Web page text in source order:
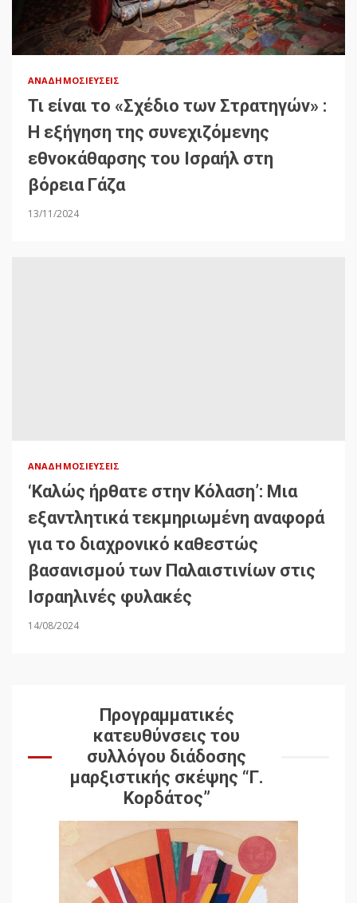
ΑΝΑΔΗΜΟΣΙΕΎΣΕΙΣ
Τι είναι το «Σχέδιο των Στρατηγών» :
Η εξήγηση της συνεχιζόμενης
εθνοκάθαρσης του Ισραήλ στη
βόρεια Γάζα
13/11/2024
ΑΝΑΔΗΜΟΣΙΕΎΣΕΙΣ
‘Καλώς ήρθατε στην Κόλαση’: Μια
εξαντλητικά τεκμηριωμένη αναφορά
για το διαχρονικό καθεστώς
βασανισμού των Παλαιστινίων στις
Ισραηλινές φυλακές
14/08/2024
Προγραμματικές
κατευθύνσεις του
συλλόγου διάδοσης
μαρξιστικής σκέψης “Γ.
Κορδάτος”